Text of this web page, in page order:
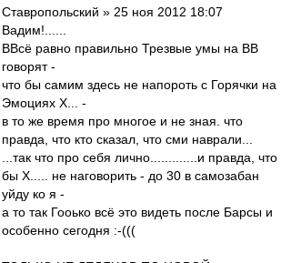
Ставропольский » 25 ноя 2012 18:07
Вадим!......
ВВсё равно правильно Трезвые умы на ВВ
говорят -
что бы самим здесь не напороть с Горячки на
Эмоциях Х... -
в то же время про многое и не зная. что
правда, что кто сказал, что сми наврали...
...так что про себя лично.............и правда, что
бы Х..... не наговорить - до 30 в самозабан
уйду ко я -
а то так Гооько всё это видеть после Барсы и
особенно сегодня :-(((